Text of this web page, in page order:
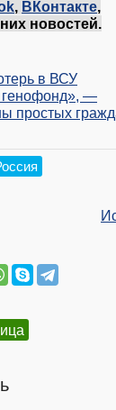
, ВКонтакте,
новостей.
в ВСУ
генофонд», —
простых